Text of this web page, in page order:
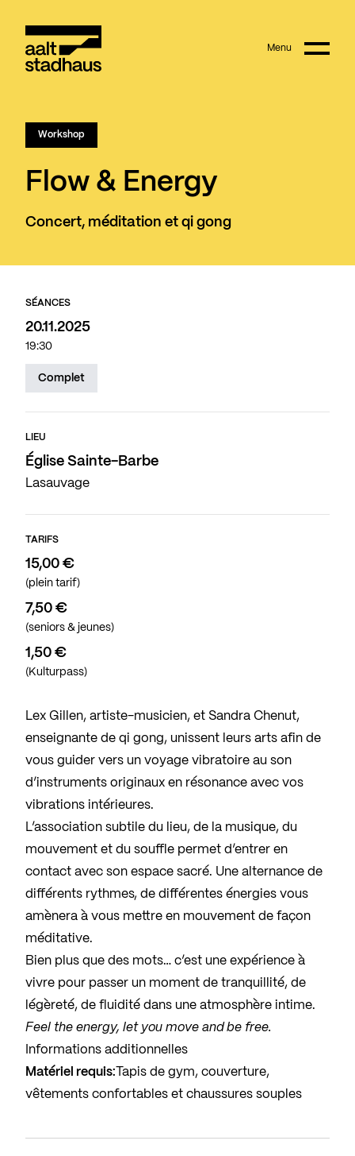
Main content Menu
Complet
Workshop
Flow & Energy
Concert, méditation et qi gong
SÉANCES
20.11.2025
19:30
Complet
LIEU
Église Sainte-Barbe
Lasauvage
TARIFS
15,00 €
(plein tarif)
7,50 €
(seniors & jeunes)
1,50 €
(Kulturpass)
Lex Gillen, artiste-musicien, et Sandra Chenut,
enseignante de qi gong, unissent leurs arts afin de
vous guider vers un voyage vibratoire au son
d’instruments originaux en résonance avec vos
vibrations intérieures.
L’association subtile du lieu, de la musique, du
mouvement et du souffle permet d’entrer en
contact avec son espace sacré. Une alternance de
différents rythmes, de différentes énergies vous
amènera à vous mettre en mouvement de façon
méditative.
Bien plus que des mots… c’est une expérience à
vivre pour passer un moment de tranquillité, de
légèreté, de fluidité dans une atmosphère intime.
Feel the energy, let you move and be free.
Informations additionnelles
Matériel requis: Tapis de gym, couverture,
vêtements confortables et chaussures souples